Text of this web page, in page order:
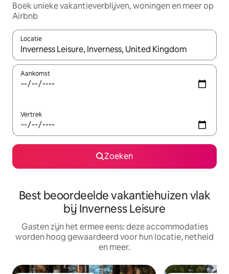
Boek unieke vakantieverblijven, woningen en meer op
Airbnb
Locatie
Wanneer er suggesties beschikbaar zijn, maak je een keuze
Aankomst
Vertrek
Zoeken
Best beoordeelde vakantiehuizen vlak
bij Inverness Leisure
Gasten zijn het ermee eens: deze accommodaties
worden hoog gewaardeerd voor hun locatie, netheid
en meer.